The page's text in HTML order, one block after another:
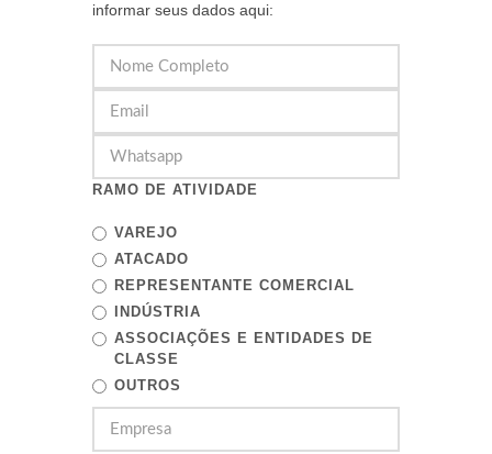
informar seus dados aqui:
RAMO DE ATIVIDADE
VAREJO
ATACADO
REPRESENTANTE COMERCIAL
INDÚSTRIA
ASSOCIAÇÕES E ENTIDADES DE
CLASSE
OUTROS